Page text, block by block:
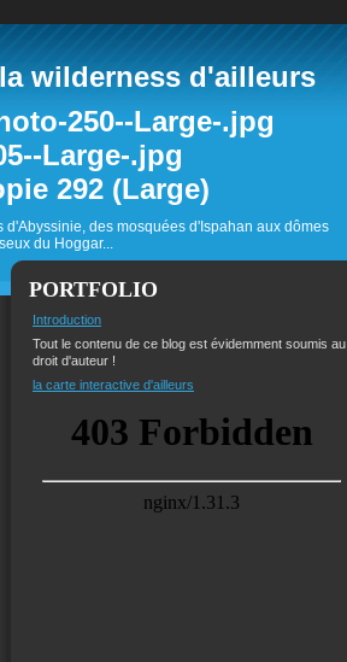
wilderness d'ailleurs
des mosquées d'Ispahan aux dômes
du Hoggar...
PORTFOLIO
Introduction
Tout le contenu de ce blog est évidemment soumis au
droit d'auteur !
la carte interactive d'ailleurs